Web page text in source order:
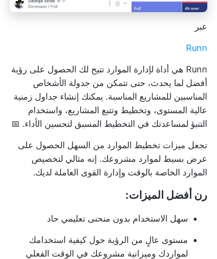
عبر
Runn
Runn هي أداة لإدارة الموارد تتيح لك الحصول على رؤية
أفضل لما يحدث، حتى تتمكن من جدولة الأشخاص
المناسبين للمشاريع المناسبة. يمكنك إنشاء جداول زمنية
عالية المستوى، وتخطيط وتتبع المشاريع، واستخدام
التنبؤ لمساعدتك في التخطيط المسبق لتحسين الأداء. 📅
تجعل ميزات تخطيط الموارد من السهل الحصول على
عرض بسيط لموارد مشروعك. إنه مثالي لتخصيص
الموارد الخاصة بالوقت وإدارة القوى العاملة لديك.
رن أفضل الميزات:
سهل الاستخدام بدون منحنى تعليمي حاد
مستوى عالٍ من الرؤية حول كيفية استخدامك
لمواردك وميزانية مشروعك في الوقت الفعلي